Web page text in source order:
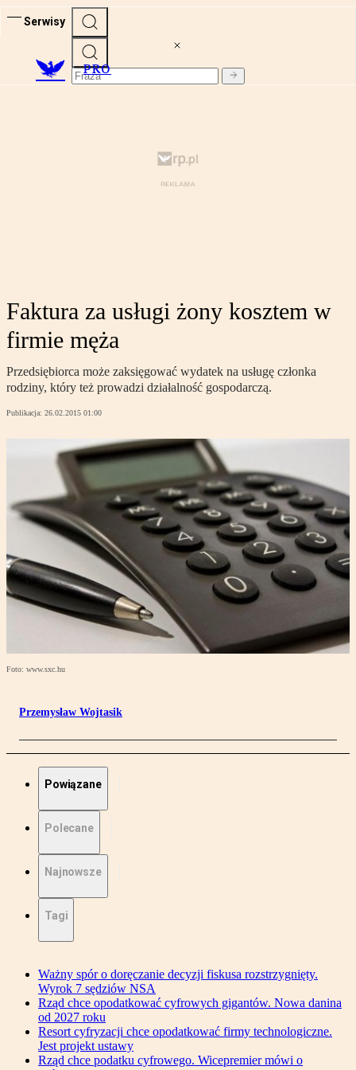
Serwisy
PRO
Faktura za usługi żony kosztem w
firmie męża
Przedsiębiorca może zaksięgować wydatek na usługę członka
rodziny, który też prowadzi działalność gospodarczą.
Publikacja: 26.02.2015 01:00
Foto: www.sxc.hu
Przemysław Wojtasik
Powiązane
Polecane
Najnowsze
Tagi
Ważny spór o doręczanie decyzji fiskusa rozstrzygnięty.
Wyrok 7 sędziów NSA
Rząd chce opodatkować cyfrowych gigantów. Nowa danina
od 2027 roku
Resort cyfryzacji chce opodatkować firmy technologiczne.
Jest projekt ustawy
Rząd chce podatku cyfrowego. Wicepremier mówi o